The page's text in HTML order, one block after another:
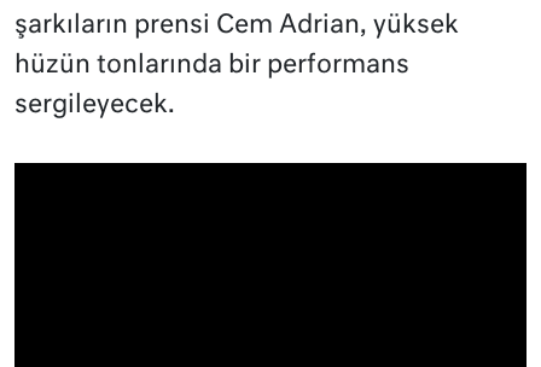
şarkıların prensi Cem Adrian, yüksek
hüzün tonlarında bir performans
sergileyecek.